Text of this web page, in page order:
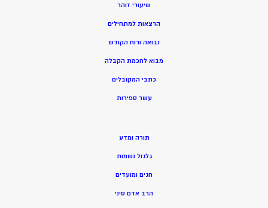
שיעורי זוהר
הרצאות למתחילים
נבואה ורוח הקודש
מבוא לחכמת הקבלה
כתבי המקובלים
עשר ספירות
תורה ומדע
גלגול נשמות
חגים ומועדים
הרב אדם סיני